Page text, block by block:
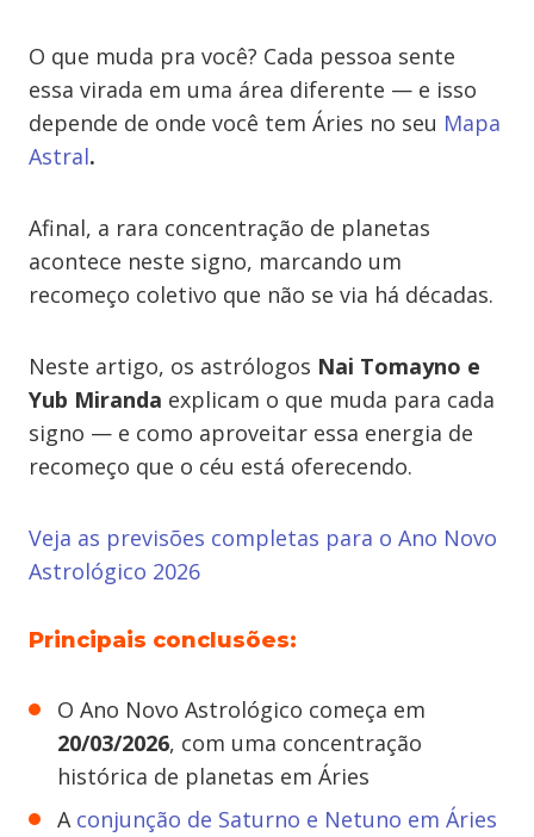
O que muda pra você? Cada pessoa sente
essa virada em uma área diferente — e isso
depende de onde você tem Áries no seu Mapa
Astral.
Afinal, a rara concentração de planetas
acontece neste signo, marcando um
recomeço coletivo que não se via há décadas.
Neste artigo, os astrólogos Nai Tomayno e
Yub Miranda explicam o que muda para cada
signo — e como aproveitar essa energia de
recomeço que o céu está oferecendo.
Veja as previsões completas para o Ano Novo
Astrológico 2026
Principais conclusões:
O Ano Novo Astrológico começa em
20/03/2026, com uma concentração
histórica de planetas em Áries
A conjunção de Saturno e Netuno em Áries